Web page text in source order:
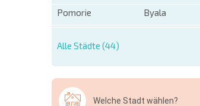
Pomorie
Byala
Alle Städte (44)
Welche Stadt wählen?